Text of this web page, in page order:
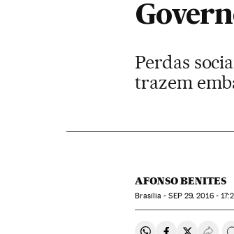
Perdas
trazem
AFONSO BENITES
Brasília -SEP29, 2016 -